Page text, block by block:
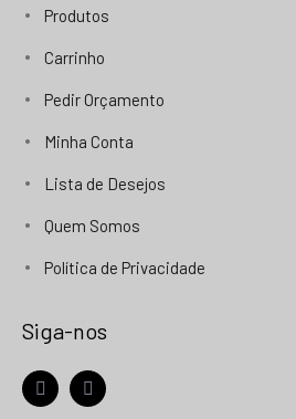
Produtos
Carrinho
Pedir Orçamento
Minha Conta
Lista de Desejos
Quem Somos
Política de Privacidade
Siga-nos